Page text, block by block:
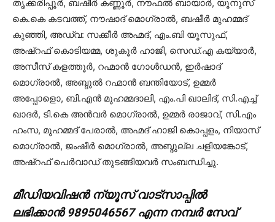
തൃക്കരിപ്പൂർ, ബഷീർ കണ്ണൂർ, നൗഫൽ ബായാർ, യൂനുസ്
കെ.കെ കടവത്ത്, നൗഷാദ് മൊഗ്രാൽ, ബഷീർ മുഹമ്മദ്
കുഞ്ഞി, അഡ്വ: സക്കീർ അഹ്മദ്, എം.ബി യൂസുഫ്,
അഷ്‌റഫ് കൊടിയമ്മ, ശുകൂർ ഹാജി, സെഡ്.എ കയ്യാർ,
അസീസ് കളത്തൂർ, റഹ്മാൻ ഗോൾഡൻ, ഇർഷാദ്
മൊഗ്രാൽ, അബ്ദുൽ റഹ്മാൻ ബന്തിയോട്, ഉമ്മർ
അപ്പോളൊ, ബി.എൻ മുഹമ്മദാലി, എം.പി ഖാലിദ്, സി.എച്ച്
ഖാദർ, ടി.കെ അൻവർ മൊഗ്രാൽ, ഉമ്മർ രാജാവ്, സി.എം
ഹംസ, മുഹമ്മദ് പേരാൽ, അഹ്മദ് ഹാജി കൊപ്പളം, നിയാസ്
മൊഗ്രാൽ, ജംഷീർ മൊഗ്രാൽ, അബ്ദുല്ല ചളിയങ്കോട്,
അഷ്റഫ് പെർവാഡ് തുടങ്ങിയവർ സംബന്ധിച്ചു.
മീഡിയവിഷൻ ന്യൂസ് വാട്സാപ്പില്‍
ലഭിക്കാന്‍ 9895046567 എന്ന നമ്പര്‍ സേവ്